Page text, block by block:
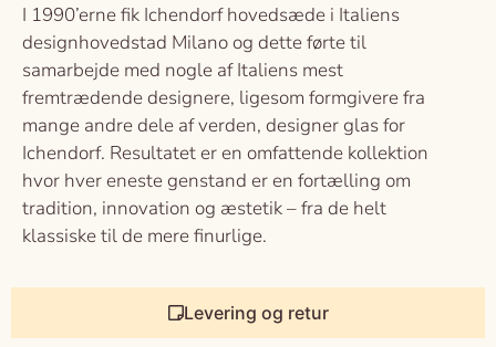
Levering og retur
I 1990’erne fik Ichendorf hovedsæde i Italiens
designhovedstad Milano og dette førte til
samarbejde med nogle af Italiens mest
fremtrædende designere, ligesom formgivere fra
mange andre dele af verden, designer glas for
Ichendorf. Resultatet er en omfattende kollektion
hvor hver eneste genstand er en fortælling om
tradition, innovation og æstetik – fra de helt
klassiske til de mere finurlige.